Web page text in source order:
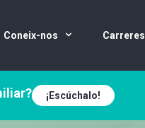
Coneix-nos Carreres
¡Escúchalo!